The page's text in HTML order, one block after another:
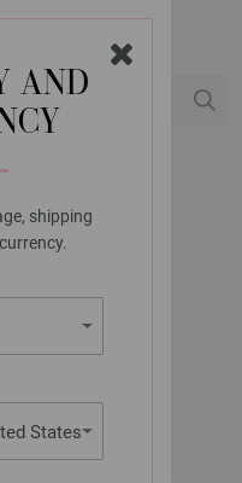
AND
shipping
States
15 -
2025